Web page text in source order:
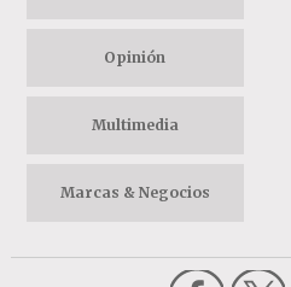
Opinión
Multimedia
Marcas & Negocios